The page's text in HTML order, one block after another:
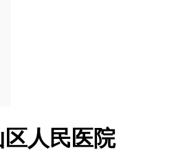
人民医院